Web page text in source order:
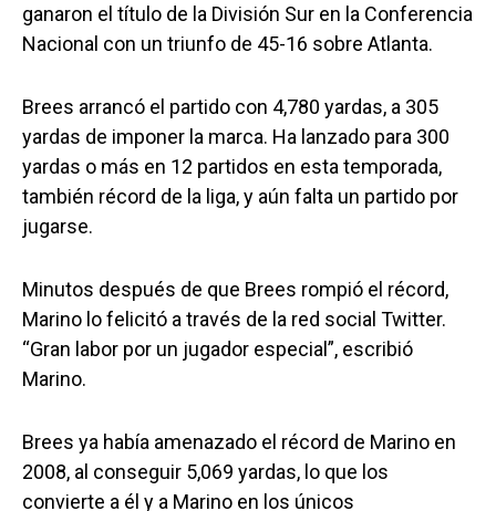
ganaron el título de la División Sur en la Conferencia
Nacional con un triunfo de 45-16 sobre Atlanta.
Brees arrancó el partido con 4,780 yardas, a 305
yardas de imponer la marca. Ha lanzado para 300
yardas o más en 12 partidos en esta temporada,
también récord de la liga, y aún falta un partido por
jugarse.
Minutos después de que Brees rompió el récord,
Marino lo felicitó a través de la red social Twitter.
“Gran labor por un jugador especial”, escribió
Marino.
Brees ya había amenazado el récord de Marino en
2008, al conseguir 5,069 yardas, lo que los
convierte a él y a Marino en los únicos